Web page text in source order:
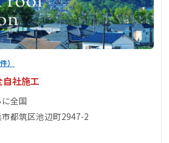
）
社施工
全国
都筑区池辺町2947-2